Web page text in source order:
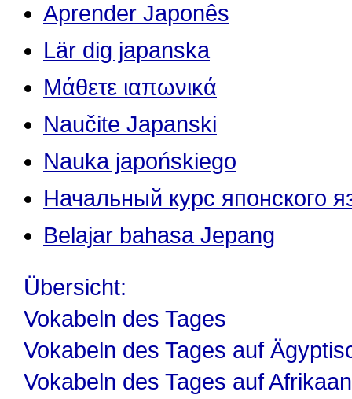
Aprender Japonês
Lär dig japanska
Μάθετε ιαπωνικά
Naučite Japanski
Nauka japońskiego
Начальный курс японского
Belajar bahasa Jepang
Übersicht:
Vokabeln des Tages
Vokabeln des Tages auf
Vokabeln des Tages auf